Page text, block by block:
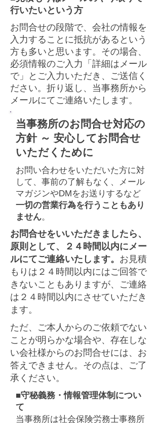
行いたいという方
お問合せの段階で、会社の情報を
入力することに抵抗があるという
方も多いと思います。その場合、
必須情報のご入力「詳細はメール
で」とご入力いただき、ご送信く
ださい。折り返し、当事務所から
メールにてご連絡いたします。
当事務所のお問合せ対応の
方針​​ ～ 安心してお問合せ
いただくために
お問い合わせをいただいた方に対
して、事前の了解もなく、メール
マガジンやDMをお送りするなど
一切の営業行為を行うこともあり
ません。
お問合せをいいただきましたら、
原則として、２４時間以内にメー
ルにてご連絡いたします。 お見積
もりは２４時間以内にはご回答で
きないこともありますが、ご連絡
は２４時間以内にさせていただき
ます。
ただ、ご本人からのご依頼でない
ことが明らかな場合や、存在しな
い会社様からのお問合せには、お
答えできません。その点は、ご了
承ください。
■守秘義務・情報管理体制につい
て
当事務所は社会保険労務士事務所